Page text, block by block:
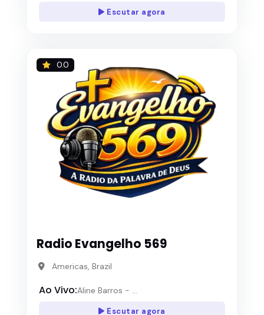
Escutar agora
0.0
Radio Evangelho 569
Americas, Brazil
Ao Vivo:Aline Barros - ...
Escutar agora